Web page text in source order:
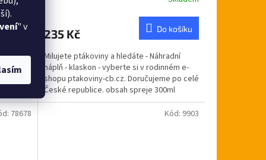
" v
košíku
je
z
5
hvězdiček.
235 Kč Do košíku
Milujete ptákoviny a hledáte - Náhradní
náplň - klaskon - vyberte si v rodinném e-
shopu ptakoviny-cb.cz. Doručujeme po celé
České republice. obsah spreje 300ml
frekvence:...
78678 Kód: 9903